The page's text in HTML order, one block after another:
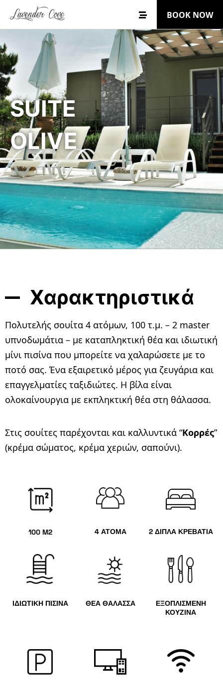
BOOK NOW
SUITE
OLIVE
Χαρακτηριστικά
Πολυτελής σουίτα 4 ατόμων, 100 τ.μ. – 2 master
υπνοδωμάτια – με καταπληκτική θέα και ιδιωτική
μίνι πισίνα που μπορείτε να χαλαρώσετε με το
ποτό σας. Ένα εξαιρετικό μέρος για ζευγάρια και
επαγγελματίες ταξιδιώτες. Η βίλα είναι
ολοκαίνουργια με εκπληκτική θέα στη θάλασσα.
Στις σουίτες παρέχονται και καλλυντικά “Κορρές”
(κρέμα σώματος, κρέμα χεριών, σαπούνι).
100 M2 4 ΑΤΟΜΑ 2 ΔΙΠΛΑ ΚΡΕΒΑΤΙΑ
ΙΔΙΩΤΙΚΗ ΠΙΣΙΝΑ ΘΕΑ ΘΑΛΑΣΣΑ
ΕΞΟΠΛΙΣΜΕΝΗ
ΚΟΥΖΙΝΑ